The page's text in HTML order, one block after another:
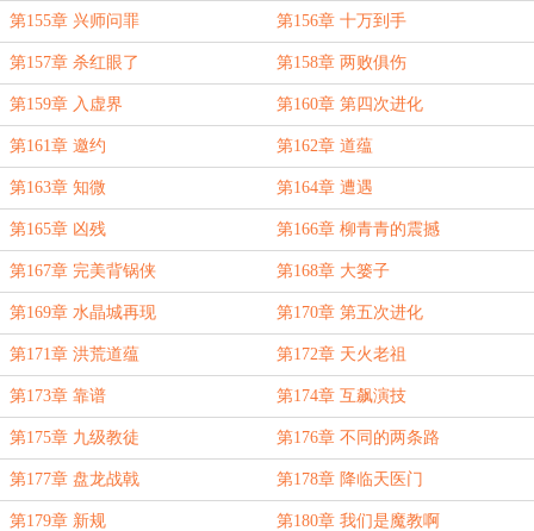
第155章 兴师问罪 第156章 十万到手
第157章 杀红眼了 第158章 两败俱伤
第159章 入虚界 第160章 第四次进化
第161章 邀约 第162章 道蕴
第163章 知微 第164章 遭遇
第165章 凶残 第166章 柳青青的震撼
第167章 完美背锅侠 第168章 大篓子
第169章 水晶城再现 第170章 第五次进化
第171章 洪荒道蕴 第172章 天火老祖
第173章 靠谱 第174章 互飙演技
第175章 九级教徒 第176章 不同的两条路
第177章 盘龙战戟 第178章 降临天医门
第179章 新规 第180章 我们是魔教啊